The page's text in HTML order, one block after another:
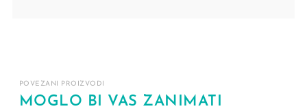
POVEZANI PROIZVODI
MOGLO BI VAS ZANIMATI